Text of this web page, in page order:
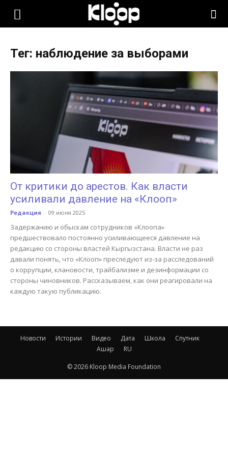
KLOOP.KG
Кыргызстана
Тег: наблюдение за выборами
От критики до арестов. Как власти
усиливали давление на «Клооп»
Редакция - 09 июня 2025
Задержанию и обыскам сотрудников «Клоопа»
предшествовало постоянно усиливающееся давление на
редакцию со стороны властей Кыргызстана. Власти не раз
давали понять, что «Клооп» преследуют из-за расследований
о коррупции, клановости, трайбализме и дезинформации со
стороны чиновников. Рассказываем, как они реагировали на
каждую такую публикацию.
Новости Истории Видео Дата Школа
Спутник
Ашар
RU
© 2026 Kloop Media Foundation